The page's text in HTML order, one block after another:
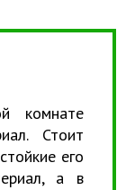
комнате
Стоит
его
а в